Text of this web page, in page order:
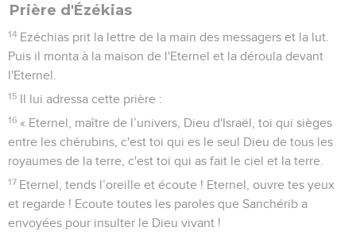
Prière d'Ézékias
14 Ezéchias prit la lettre de la main des messagers et la lut.
Puis il monta à la maison de l'Eternel et la déroula devant
l'Eternel.
15 Il lui adressa cette prière :
16 « Eternel, maître de l’univers, Dieu d'Israël, toi qui sièges
entre les chérubins, c'est toi qui es le seul Dieu de tous les
royaumes de la terre, c'est toi qui as fait le ciel et la terre.
17 Eternel, tends l’oreille et écoute ! Eternel, ouvre tes yeux
et regarde ! Ecoute toutes les paroles que Sanchérib a
envoyées pour insulter le Dieu vivant !